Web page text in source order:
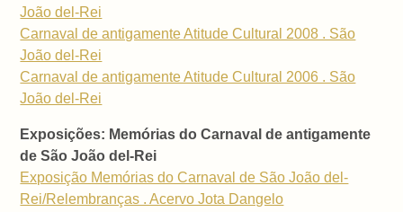
João del-Rei
Carnaval de antigamente Atitude Cultural 2008 . São
João del-Rei
Carnaval de antigamente Atitude Cultural 2006 . São
João del-Rei
Exposições: Memórias do Carnaval de antigamente
de São João del-Rei
Exposição Memórias do Carnaval de São João del-
Rei/Relembranças . Acervo Jota Dangelo